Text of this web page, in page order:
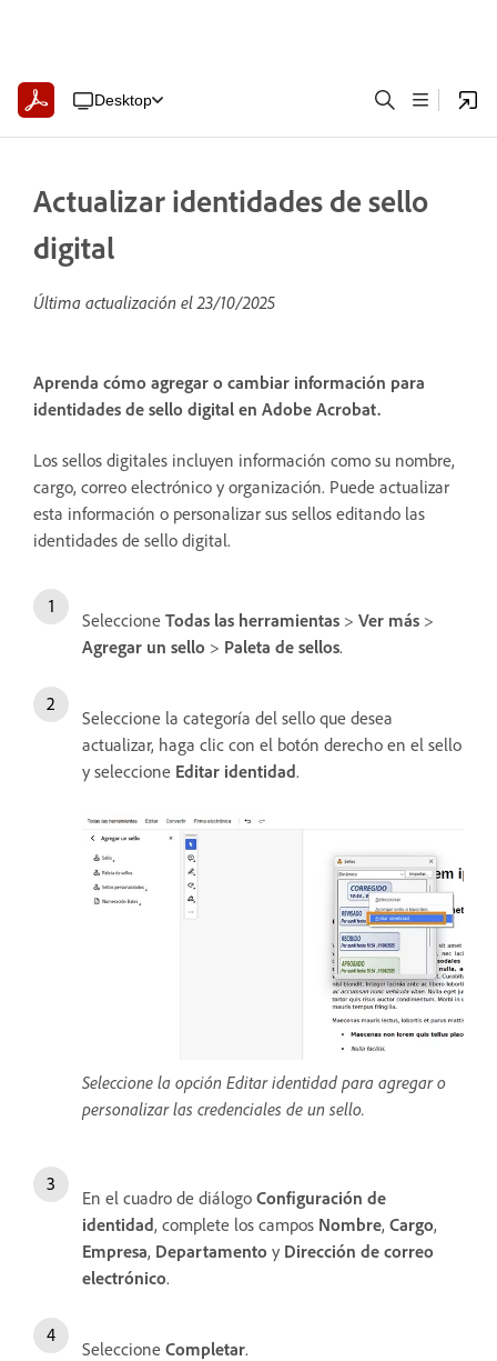
Desktop
Actualizar identidades de sello
digital
Última actualización el23/10/2025
Aprenda cómo agregar o cambiar información para
identidades de sello digital en Adobe Acrobat.
Los sellos digitales incluyen información como su nombre,
cargo, correo electrónico y organización. Puede actualizar
esta información o personalizar sus sellos editando las
identidades de sello digital.
Seleccione Todas las herramientas > Ver más >
Agregar un sello > Paleta de sellos.
Seleccione la categoría del sello que desea
actualizar, haga clic con el botón derecho en el sello
y seleccione Editar identidad.
Seleccione la opción Editar identidad para agregar o
personalizar las credenciales de un sello.
En el cuadro de diálogo Configuración de
identidad, complete los campos Nombre, Cargo,
Empresa, Departamento y Dirección de correo
electrónico.
Seleccione Completar.